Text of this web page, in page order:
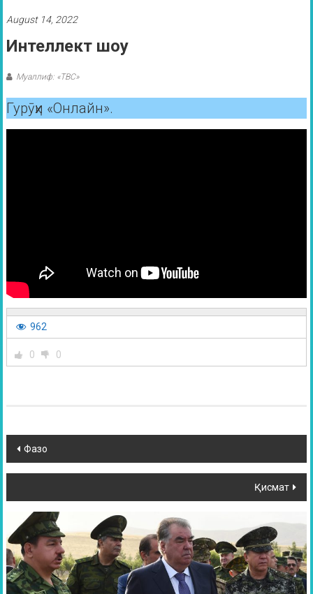
August 14, 2022
Интеллект шоу
Муаллиф: «ТВС»
Гурӯҳи «Онлайн».
962
0 0
Фазо
Қисмат